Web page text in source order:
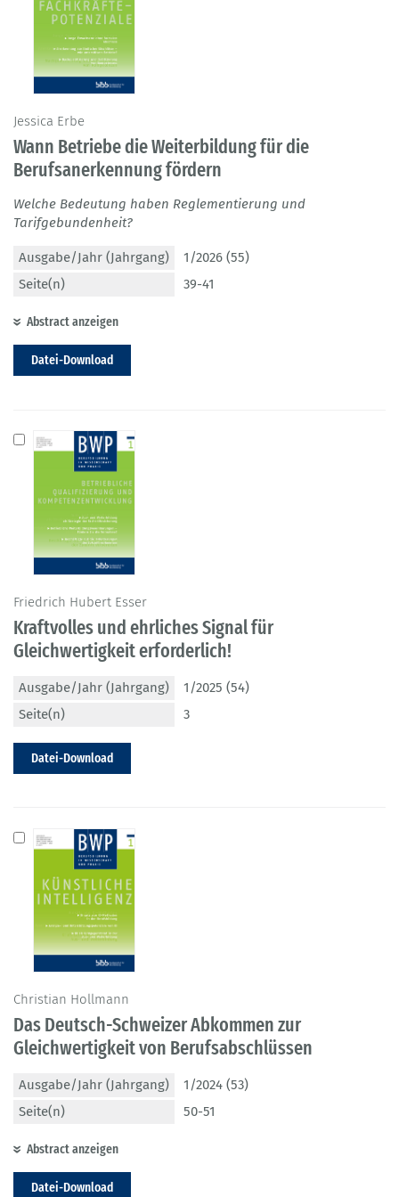
Jessica Erbe
Wann Betriebe die Weiterbildung für die
Berufsanerkennung fördern
Welche Bedeutung haben Reglementierung und
Tarifgebundenheit?
Ausgabe/Jahr (Jahrgang)
1/2026 (55)
Seite(n)
39-41
Abstract anzeigen
Datei-Download
Friedrich Hubert Esser
Kraftvolles und ehrliches Signal für
Gleichwertigkeit erforderlich!
Ausgabe/Jahr (Jahrgang)
1/2025 (54)
Seite(n)
3
Datei-Download
Christian Hollmann
Das Deutsch-Schweizer Abkommen zur
Gleichwertigkeit von Berufsabschlüssen
Ausgabe/Jahr (Jahrgang)
1/2024 (53)
Seite(n)
50-51
Abstract anzeigen
Datei-Download